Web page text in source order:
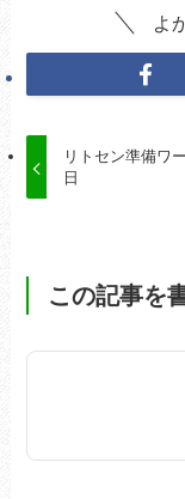
よ
リトセン準備ワ
日
この記事を